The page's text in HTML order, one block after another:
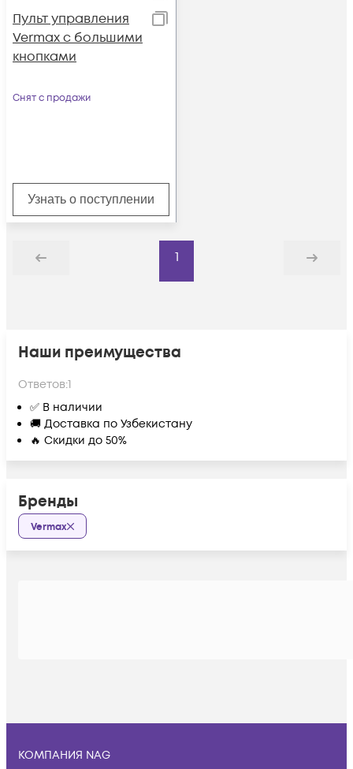
Пульт управления
Vermax c большими
кнопками
Снят с продажи
Узнать о поступлении
Назад
1
Дальше
Наши преимущества
Ответов:1
✅ В наличии
🚚 Доставка по Узбекистану
🔥 Скидки до 50%
Бренды
Vermax
КОМПАНИЯ NAG